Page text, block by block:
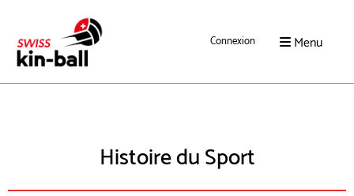
Connexion Menu
Histoire du Sport